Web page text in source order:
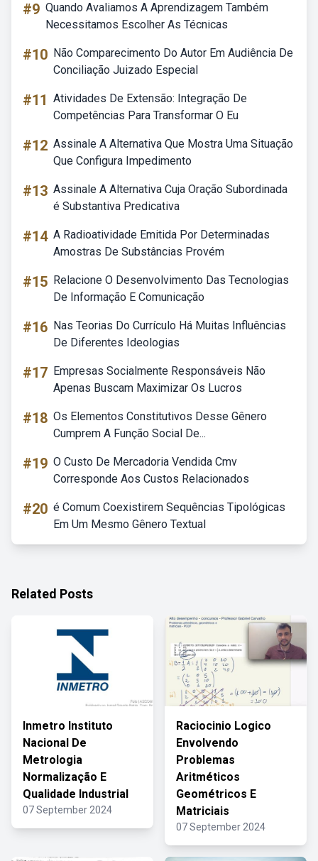
#9 Quando Avaliamos A Aprendizagem Também
Necessitamos Escolher As Técnicas
#10 Não Comparecimento Do Autor Em Audiência De
Conciliação Juizado Especial
#11 Atividades De Extensão: Integração De
Competências Para Transformar O Eu
#12 Assinale A Alternativa Que Mostra Uma Situação
Que Configura Impedimento
#13 Assinale A Alternativa Cuja Oração Subordinada
é Substantiva Predicativa
#14 A Radioatividade Emitida Por Determinadas
Amostras De Substâncias Provém
#15 Relacione O Desenvolvimento Das Tecnologias
De Informação E Comunicação
#16 Nas Teorias Do Currículo Há Muitas Influências
De Diferentes Ideologias
#17 Empresas Socialmente Responsáveis Não
Apenas Buscam Maximizar Os Lucros
#18 Os Elementos Constitutivos Desse Gênero
Cumprem A Função Social De...
#19 O Custo De Mercadoria Vendida Cmv
Corresponde Aos Custos Relacionados
#20 é Comum Coexistirem Sequências Tipológicas
Em Um Mesmo Gênero Textual
Related Posts
Inmetro Instituto
Nacional De
Metrologia
Normalização E
Qualidade Industrial
07 September 2024
Raciocinio Logico
Envolvendo
Problemas
Aritméticos
Geométricos E
Matriciais
07 September 2024